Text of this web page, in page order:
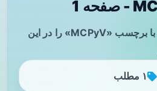
تازه‌ترین مطالب مرتبط با برچسب «MCPyV» را در این
۱ مطلب